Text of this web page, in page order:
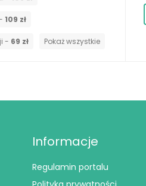
109 zł
- 69 zł Pokaż wszystkie
Informacje
Regulamin portalu